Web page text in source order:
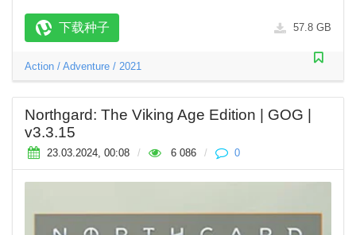
下载种子 57.8 GB
Action / Adventure / 2021
Northgard: The Viking Age Edition | GOG |
v3.3.15
23.03.2024, 00:08 / 6 086 / 0